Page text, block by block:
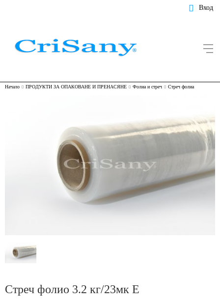
Вход
Начало ПРОДУКТИ ЗА ОПАКОВАНЕ И ПРЕНАСЯНЕ Фолиа и стреч Стреч фолиа
Стреч фолио 3.2 кг/23мк Е